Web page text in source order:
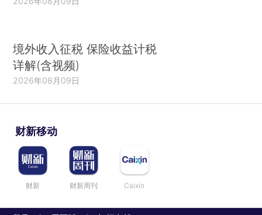
境外收入征税 保险收益计税
详解(含视频)
2026年08月09日
财新移动
财新 财新周刊 Caixin